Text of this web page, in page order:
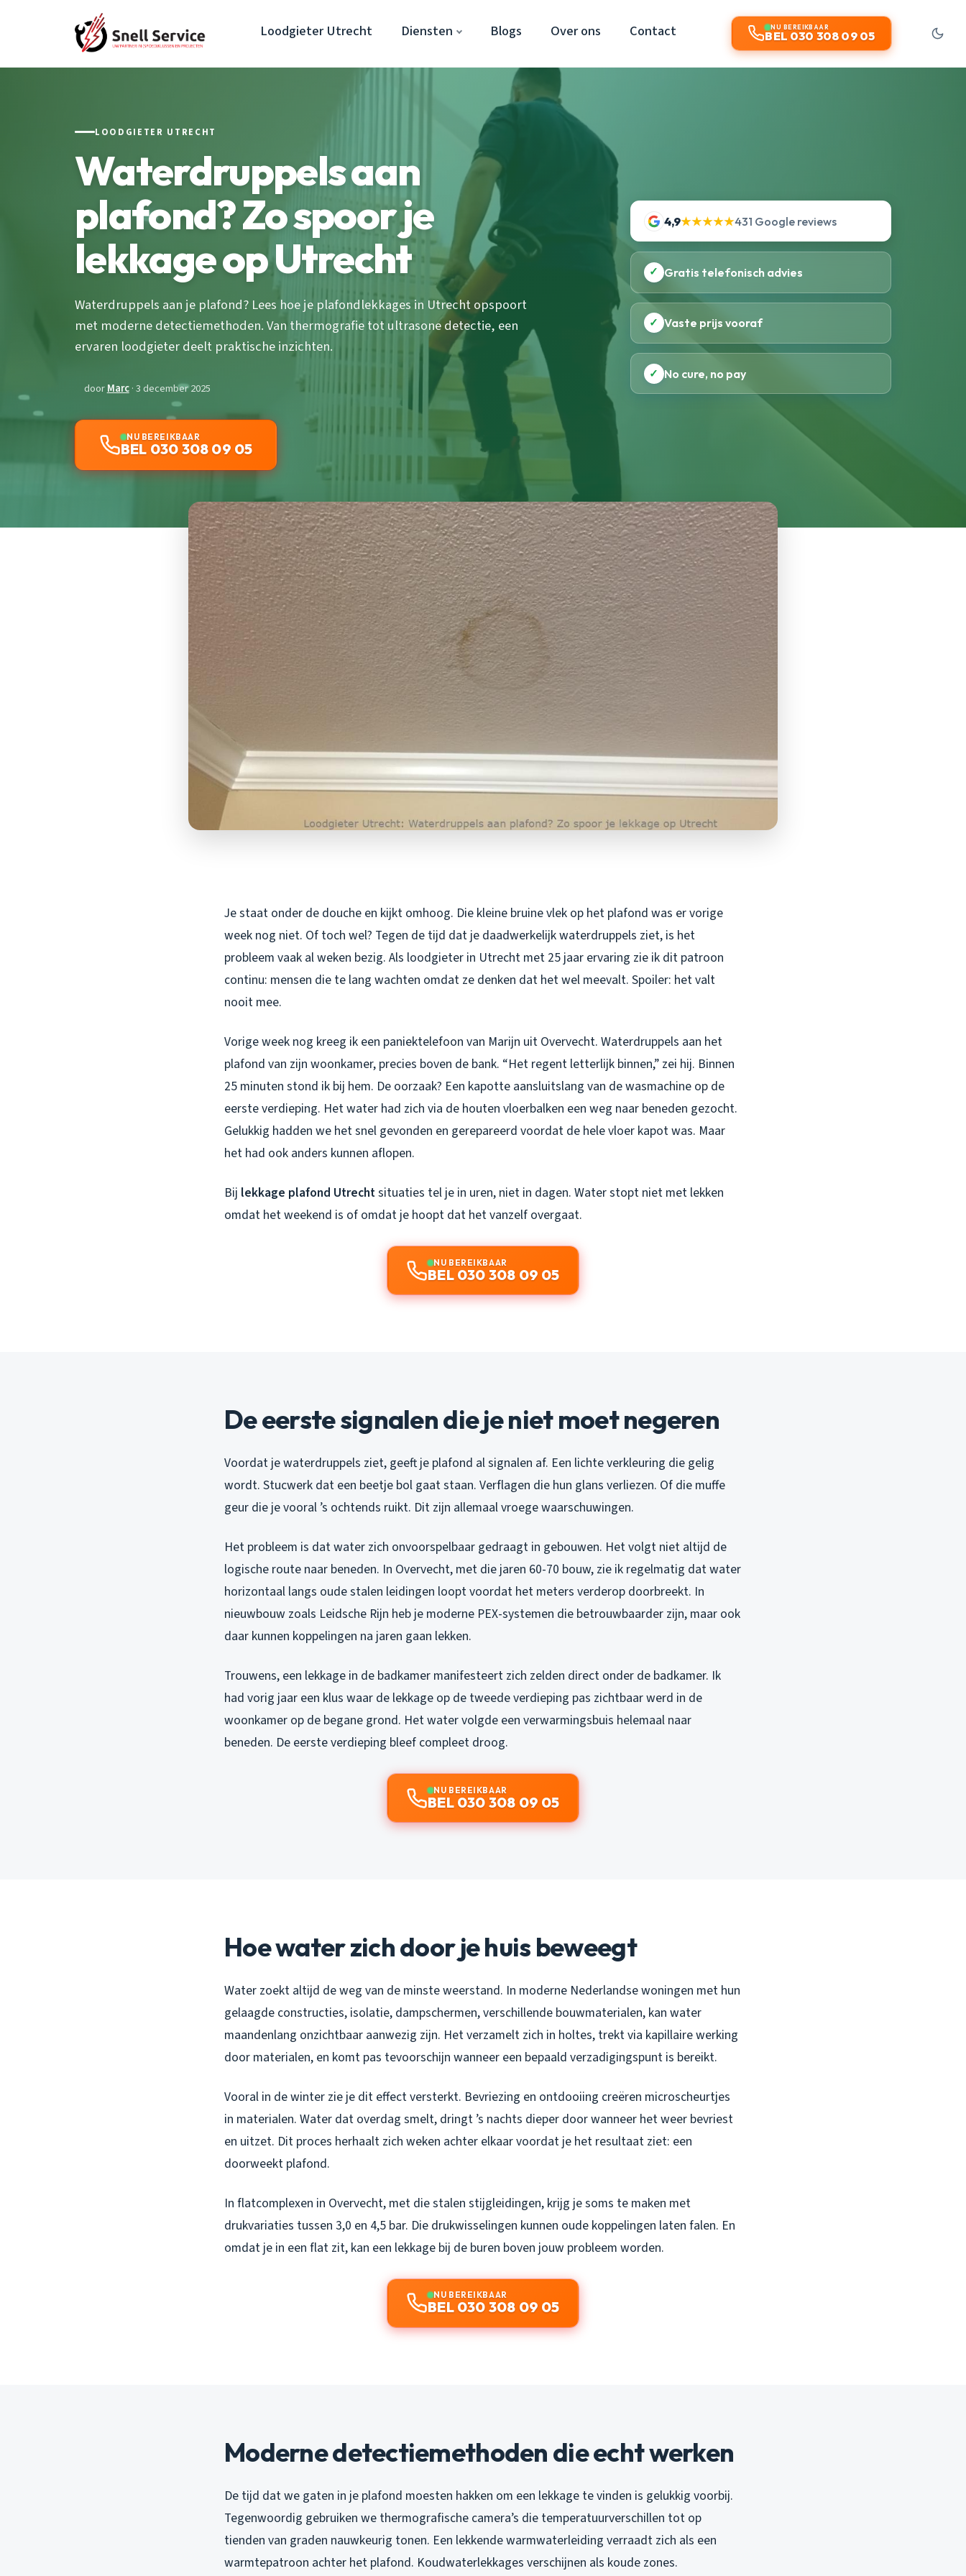
Loodgieter Utrecht Diensten Blogs Over ons Contact NU BEREIKBAAR
BEL 030 308 09 05
LOODGIETER UTRECHT
Waterdruppels aan
plafond? Zo spoor je
lekkage op Utrecht
Waterdruppels aan je plafond? Lees hoe je plafondlekkages in Utrecht opspoort
met moderne detectiemethoden. Van thermografie tot ultrasone detectie, een
ervaren loodgieter deelt praktische inzichten.
doorMarc· 3 december 2025
NU BEREIKBAAR
BEL 030 308 09 05
4,9★★★★★431 Google reviews
✓ Gratis telefonisch advies
✓ Vaste prijs vooraf
✓ No cure, no pay
Je staat onder de douche en kijkt omhoog. Die kleine bruine vlek op het plafond was er vorige
week nog niet. Of toch wel? Tegen de tijd dat je daadwerkelijk waterdruppels ziet, is het
probleem vaak al weken bezig. Als loodgieter in Utrecht met 25 jaar ervaring zie ik dit patroon
continu: mensen die te lang wachten omdat ze denken dat het wel meevalt. Spoiler: het valt
nooit mee.
Vorige week nog kreeg ik een paniektelefoon van Marijn uit Overvecht. Waterdruppels aan het
plafond van zijn woonkamer, precies boven de bank. “Het regent letterlijk binnen,” zei hij. Binnen
25 minuten stond ik bij hem. De oorzaak? Een kapotte aansluitslang van de wasmachine op de
eerste verdieping. Het water had zich via de houten vloerbalken een weg naar beneden gezocht.
Gelukkig hadden we het snel gevonden en gerepareerd voordat de hele vloer kapot was. Maar
het had ook anders kunnen aflopen.
Bij lekkage plafond Utrechtsituaties tel je in uren, niet in dagen. Water stopt niet met lekken
omdat het weekend is of omdat je hoopt dat het vanzelf overgaat.
NU BEREIKBAAR
BEL 030 308 09 05
De eerste signalen die je niet moet negeren
Voordat je waterdruppels ziet, geeft je plafond al signalen af. Een lichte verkleuring die gelig
wordt. Stucwerk dat een beetje bol gaat staan. Verflagen die hun glans verliezen. Of die muffe
geur die je vooral ’s ochtends ruikt. Dit zijn allemaal vroege waarschuwingen.
Het probleem is dat water zich onvoorspelbaar gedraagt in gebouwen. Het volgt niet altijd de
logische route naar beneden. In Overvecht, met die jaren 60-70 bouw, zie ik regelmatig dat water
horizontaal langs oude stalen leidingen loopt voordat het meters verderop doorbreekt. In
nieuwbouw zoals Leidsche Rijn heb je moderne PEX-systemen die betrouwbaarder zijn, maar ook
daar kunnen koppelingen na jaren gaan lekken.
Trouwens, een lekkage in de badkamer manifesteert zich zelden direct onder de badkamer. Ik
had vorig jaar een klus waar de lekkage op de tweede verdieping pas zichtbaar werd in de
woonkamer op de begane grond. Het water volgde een verwarmingsbuis helemaal naar
beneden. De eerste verdieping bleef compleet droog.
NU BEREIKBAAR
BEL 030 308 09 05
Hoe water zich door je huis beweegt
Water zoekt altijd de weg van de minste weerstand. In moderne Nederlandse woningen met hun
gelaagde constructies, isolatie, dampschermen, verschillende bouwmaterialen, kan water
maandenlang onzichtbaar aanwezig zijn. Het verzamelt zich in holtes, trekt via kapillaire werking
door materialen, en komt pas tevoorschijn wanneer een bepaald verzadigingspunt is bereikt.
Vooral in de winter zie je dit effect versterkt. Bevriezing en ontdooiing creëren microscheurtjes
in materialen. Water dat overdag smelt, dringt ’s nachts dieper door wanneer het weer bevriest
en uitzet. Dit proces herhaalt zich weken achter elkaar voordat je het resultaat ziet: een
doorweekt plafond.
In flatcomplexen in Overvecht, met die stalen stijgleidingen, krijg je soms te maken met
drukvariaties tussen 3,0 en 4,5 bar. Die drukwisselingen kunnen oude koppelingen laten falen. En
omdat je in een flat zit, kan een lekkage bij de buren boven jouw probleem worden.
NU BEREIKBAAR
BEL 030 308 09 05
Moderne detectiemethoden die echt werken
De tijd dat we gaten in je plafond moesten hakken om een lekkage te vinden is gelukkig voorbij.
Tegenwoordig gebruiken we thermografische camera’s die temperatuurverschillen tot op
tienden van graden nauwkeurig tonen. Een lekkende warmwaterleiding verraadt zich als een
warmtepatroon achter het plafond. Koudwaterlekkages verschijnen als koude zones.